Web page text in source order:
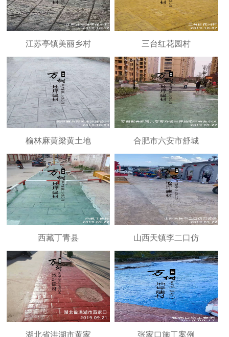
江苏亭镇美丽乡村 三台红花园村
榆林麻黄梁黄土地 合肥市六安市舒城
西藏丁青县 山西天镇李二口仿
湖北省洪湖市黄家 张家口施工案例